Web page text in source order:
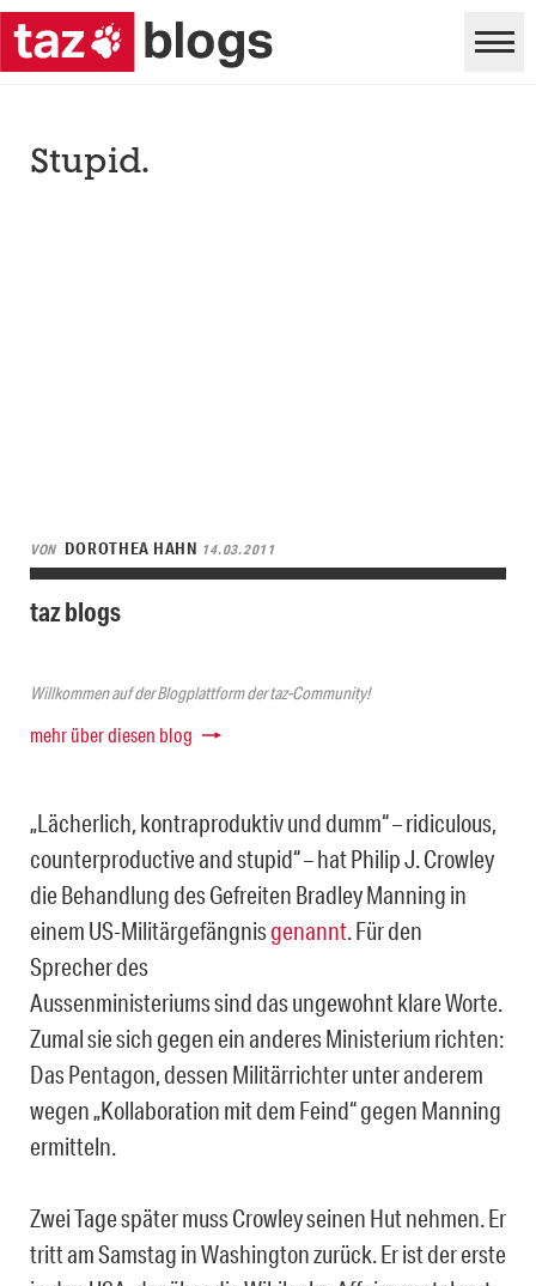
Stupid.
VON DOROTHEA HAHN 14.03.2011
taz blogs
Willkommen auf der Blogplattform der taz-Community!
mehr über diesen blog
„Lächerlich, kontraproduktiv und dumm“ – ridiculous,
counterproductive and stupid“ – hat Philip J. Crowley
die Behandlung des Gefreiten Bradley Manning in
einem US-Militärgefängnisgenannt. Für den
Sprecher des
Aussenministeriums sind das ungewohnt klare Worte.
Zumal sie sich gegen ein anderes Ministerium richten:
Das Pentagon, dessen Militärrichter unter anderem
wegen „Kollaboration mit dem Feind“ gegen Manning
ermitteln.
Zwei Tage später muss Crowley seinen Hut nehmen. Er
tritt am Samstag in Washington zurück. Er ist der erste